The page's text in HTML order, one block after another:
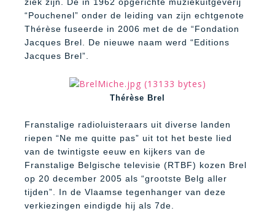
ziek zijn. De in 1962 opgerichte muziekuitgeverij
“Pouchenel” onder de leiding van zijn echtgenote
Thérèse fuseerde in 2006 met de de “Fondation
Jacques Brel. De nieuwe naam werd “Editions
Jacques Brel”.
Thérèse Brel
Franstalige radioluisteraars uit diverse landen
riepen “Ne me quitte pas” uit tot het beste lied
van de twintigste eeuw en kijkers van de
Franstalige Belgische televisie (RTBF) kozen Brel
op 20 december 2005 als “grootste Belg aller
tijden”. In de Vlaamse tegenhanger van deze
verkiezingen eindigde hij als 7de.